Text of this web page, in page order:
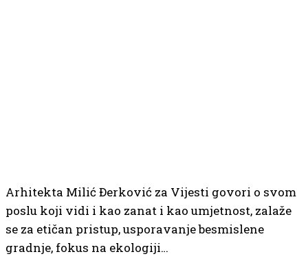
Arhitekta Milić Đerković za Vijesti govori o svom
poslu koji vidi i kao zanat i kao umjetnost, zalaže
se za etičan pristup, usporavanje besmislene
gradnje, fokus na ekologiji…